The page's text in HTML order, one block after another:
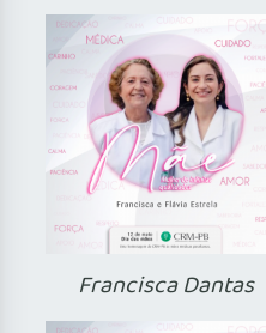
Francisca Dantas